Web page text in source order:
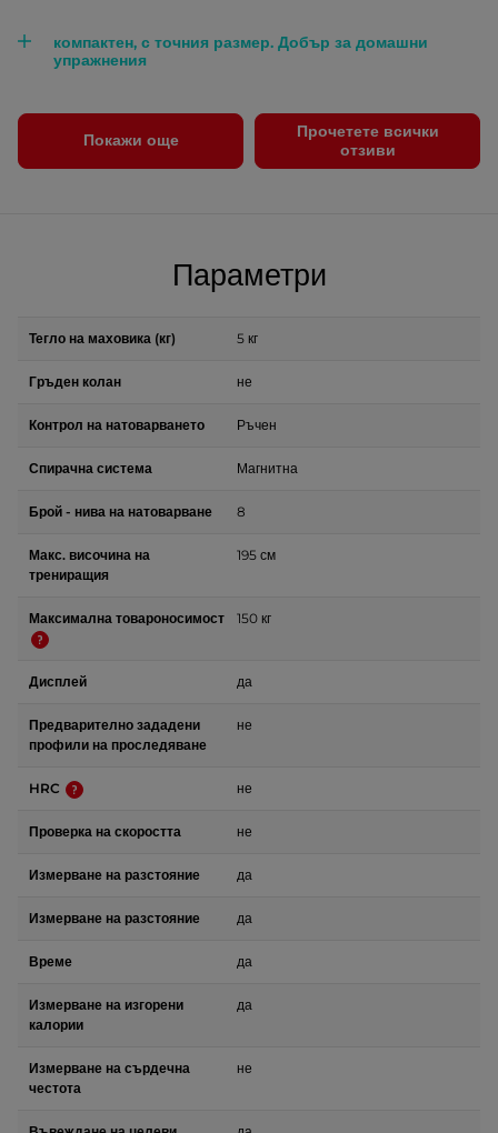
компактен, с точния размер. Добър за домашни
упражнения
Покажи още
Прочетете всички
отзиви
Параметри
Тегло на маховика (кг) 5 кг
Гръден колан не
Контрол на натоварването Ръчен
Спирачна система Магнитна
Брой - нива на натоварване 8
Макс. височина на
трениращия
195 см
Максимална товароносимост 150 кг
Дисплей да
Предварително зададени
профили на проследяване
не
HRC не
Проверка на скоростта не
Измерване на разстояние да
Измерване на разстояние да
Време да
Измерване на изгорени
калории
да
Измерване на сърдечна
честота
не